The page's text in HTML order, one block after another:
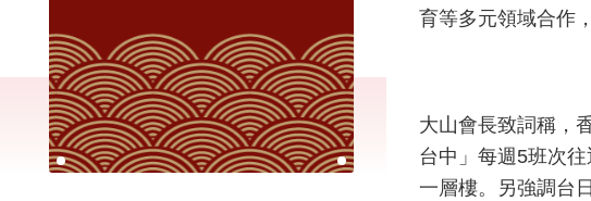
育等多元領域合作
大山會長致詞稱，
台中」每週5班次
一層樓。另強調台